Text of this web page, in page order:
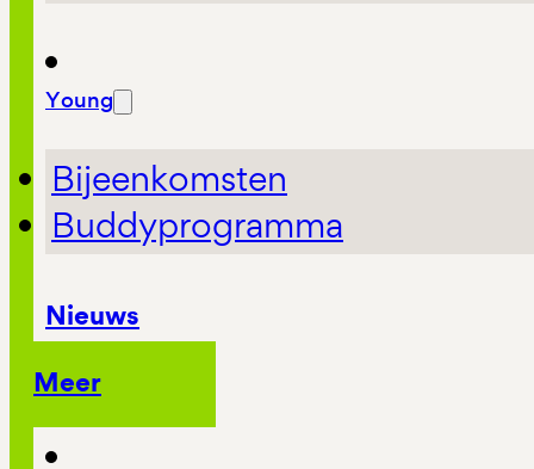
Young
Bijeenkomsten
Buddyprogramma
Nieuws
Meer